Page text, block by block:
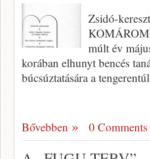
Zsidó-
múlt év
korában elhunyt bencés
búcsúztatására a
Bővebben 0 Comments